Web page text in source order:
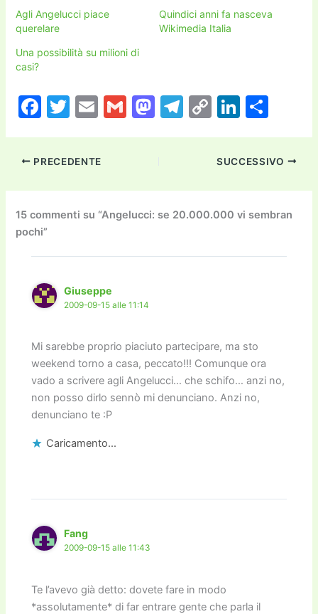
Agli Angelucci piace
querelare
Quindici anni fa nasceva
Wikimedia Italia
Una possibilità su milioni di
casi?
F
c
e
b
o
o
k
T
itt
er
E
ai
l
G
M
d
o
T
a
m
C
p
y
Li
n
Li
k
e
dI
n
n
di
vi
di
PRECEDENTE SUCCESSIVO
15 commenti su “Angelucci: se 20.000.000 vi sembran
pochi”
Giuseppe
2009-09-15 alle 11:14
Mi sarebbe proprio piaciuto partecipare, ma sto
weekend torno a casa, peccato!!! Comunque ora
vado a scrivere agli Angelucci… che schifo… anzi no,
non posso dirlo sennò mi denunciano. Anzi no,
denunciano te :P
Caricamento...
Fang
2009-09-15 alle 11:43
Te l’avevo già detto: dovete fare in modo
*assolutamente* di far entrare gente che parla il